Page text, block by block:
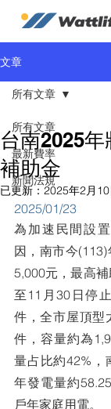
文章
所有文章
最新費率
新聞法規
所有文章
台南2025
補助金
已更新：2025年2月10
2025/01/23
為加速民間設
因，南市今
5,000元，最高
至11月30日停
件，全市屋頂型
件，容量約為
量占比約42%，
年發電量約
戶年家庭用電。